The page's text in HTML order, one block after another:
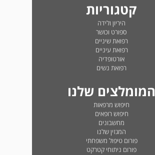
קטגוריות
היריון ולידה
ספורט וכושר
רפואת שיניים
רפואת עיניים
אורטופדיה
רפואת נשים
המומלצים שלנו
חיפוש מרפאות
חיפוש רופאים
מחשבונים
המגזין שלנו
פורום טיפול משפחתי
פורום ניתוחי קטרקט